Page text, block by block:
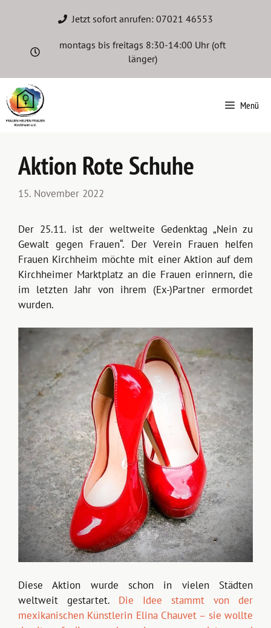
Jetzt sofort anrufen: 07021 46553
montags bis freitags 8:30-14:00 Uhr (oft
länger)
Menü
Aktion Rote Schuhe
15. November 2022
Der 25.11. ist der weltweite Gedenktag „Nein zu
Gewalt gegen Frauen“. Der Verein Frauen helfen
Frauen Kirchheim möchte mit einer Aktion auf dem
Kirchheimer Marktplatz an die Frauen erinnern, die
im letzten Jahr von ihrem (Ex-)Partner ermordet
wurden.
Diese Aktion wurde schon in vielen Städten
weltweit gestartet. Die Idee stammt von der
mexikanischen Künstlerin Elina Chauvet – sie wollte